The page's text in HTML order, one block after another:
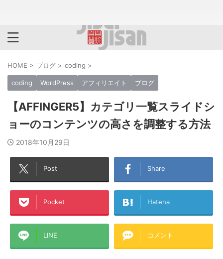
HOME > ブログ > coding >
coding WordPress アフィリエイト ブログ
【AFFINGER5】カテゴリ一覧スライドシ
ョーのコンテンツの高さを調整する方法
2018年10月29日
Post Share
Pocket Hatena
LINE コメント